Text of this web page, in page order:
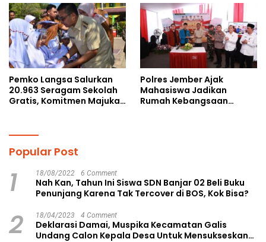
Pemko Langsa Salurkan
20.963 Seragam Sekolah
Gratis, Komitmen Majukan
Polres Jember Ajak
Mahasiswa Jadikan
Rumah Kebangsaan
Popular Post
1 18/08/2022 6 Comment
Nah Kan, Tahun Ini Siswa SDN Banjar 02 Beli Buku
Penunjang Karena Tak Tercover di BOS, Kok Bisa?
2 18/04/2023 4 Comment
Deklarasi Damai, Muspika Kecamatan Galis
Undang Calon Kepala Desa Untuk Mensukseskan